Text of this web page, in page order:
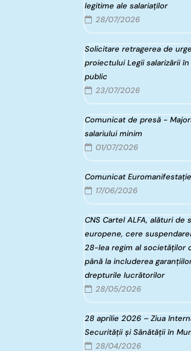
legitime ale salariaților
28/07/2026
Solicitare retragerea de
proiectului Legii salarizării
public
23/07/2026
Comunicat de presă -
salariului minim
01/07/2026
Comunicat
17/06/2026
CNS Cartel ALFA, alături de
europene, cere
28-lea regim al societăților
până la includerea
drepturile lucrătorilor
28/05/2026
28 aprilie 2026 – Ziua
Securității și Sănătății în
28/04/2026